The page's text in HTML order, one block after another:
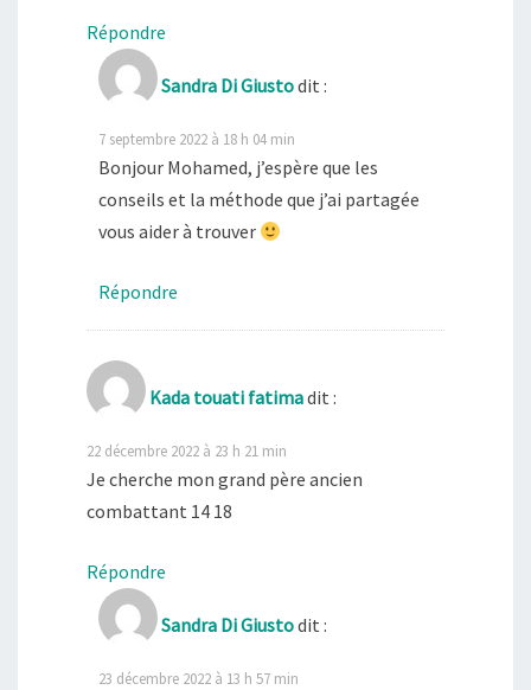
Répondre
Sandra Di Giustodit :
7 septembre 2022 à 18 h 04 min
Bonjour Mohamed, j’espère que les
conseils et la méthode que j’ai partagée
vous aider à trouver
Répondre
Kada touati fatimadit :
22 décembre 2022 à 23 h 21 min
Je cherche mon grand père ancien
combattant 14 18
Répondre
Sandra Di Giustodit :
23 décembre 2022 à 13 h 57 min